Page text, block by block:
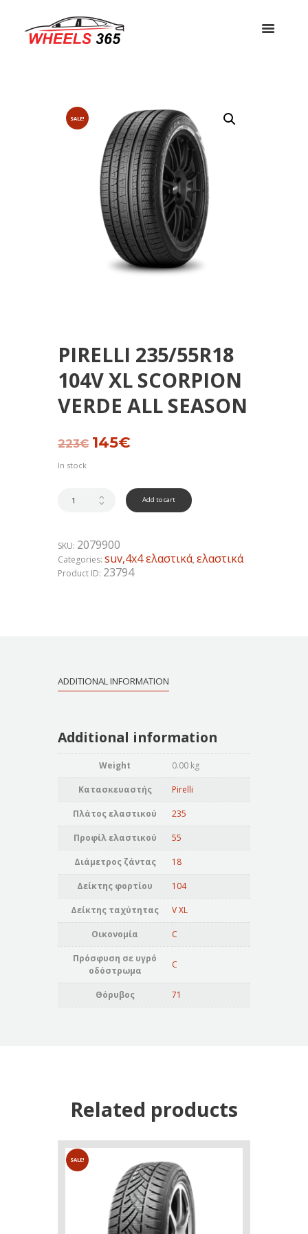
SALE!
PIRELLI 235/55R18
104V XL SCORPION
VERDE ALL SEASON
223€ Original
145€Current
In stock
Add to cart
SKU: 2079900
Categories: suv,4x4 ελαστικά, ελαστικά
Product ID: 23794
ADDITIONAL INFORMATION
Additional information
Weight 0.00 kg
Κατασκευαστής Pirelli
Πλάτος ελαστικού 235
Προφίλ ελαστικού 55
Διάμετρος ζάντας 18
Δείκτης φορτίου 104
Δείκτης ταχύτητας V XL
Οικονομία C
Πρόσφυση σε υγρό
οδόστρωμα
C
Θόρυβος 71
Related products
SALE!